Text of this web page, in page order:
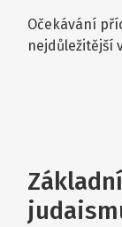
Očekávání
nejdůležitější